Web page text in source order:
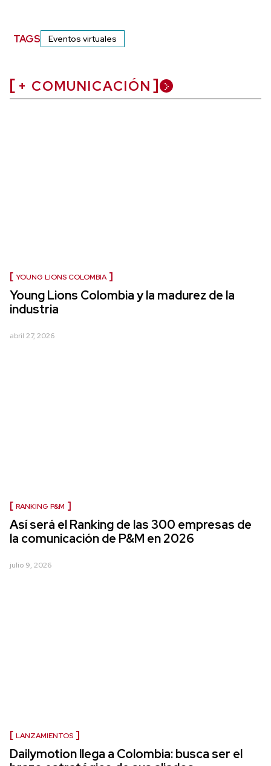
TAGS Eventos virtuales
+ COMUNICACIÓN
YOUNG LIONS COLOMBIA
Young Lions Colombia y la madurez de la
industria
abril 27, 2026
RANKING P&M
Así será el Ranking de las 300 empresas de
la comunicación de P&M en 2026
julio 9, 2026
LANZAMIENTOS
Dailymotion llega a Colombia: busca ser el